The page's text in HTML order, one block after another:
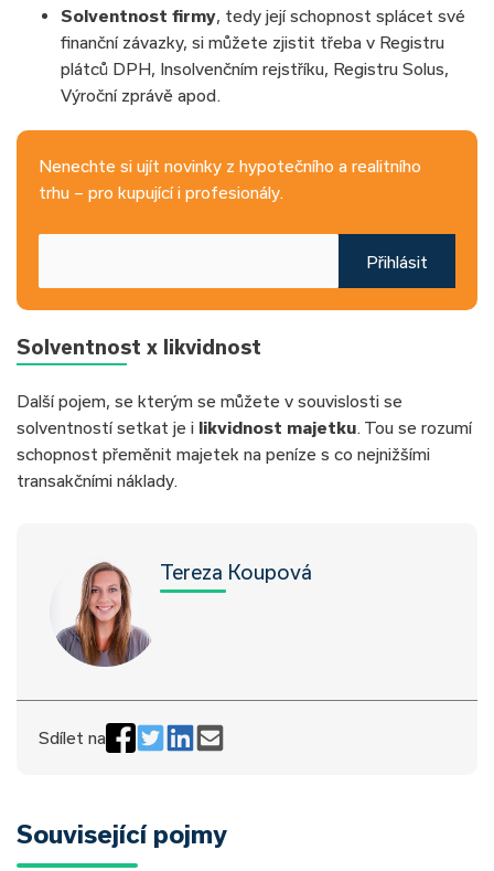
Solventnost firmy, tedy její schopnost splácet své
finanční závazky, si můžete zjistit třeba v Registru
plátců DPH, Insolvenčním rejstříku, Registru Solus,
Výroční zprávě apod.
Nenechte si ujít novinky z hypotečního a realitního
trhu – pro kupující i profesionály.
Přihlásit
Solventnost x likvidnost
Další pojem, se kterým se můžete v souvislosti se
solventností setkat je i likvidnost majetku. Tou se rozumí
schopnost přeměnit majetek na peníze s co nejnižšími
transakčními náklady.
Tereza Koupová
Sdílet na
Související pojmy